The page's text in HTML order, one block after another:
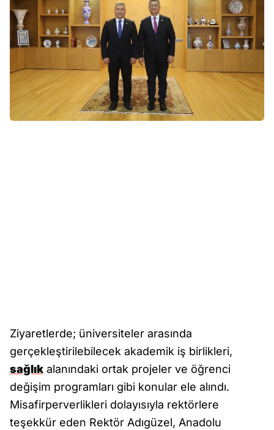
Ziyaretlerde; üniversiteler arasında
gerçekleştirilebilecek akademik iş birlikleri,
sağlık alanındaki ortak projeler ve öğrenci
değişim programları gibi konular ele alındı.
Misafirperverlikleri dolayısıyla rektörlere
teşekkür eden Rektör Adıgüzel, Anadolu